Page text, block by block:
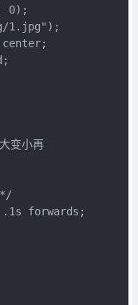
0);
1.jpg");
变小再
forwards;